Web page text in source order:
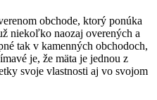
obchode, ktorý ponúka
niekoľko naozaj overených a
tak v kamenných obchodoch,
je, že mäta je jednou z
svoje vlastnosti aj vo svojom